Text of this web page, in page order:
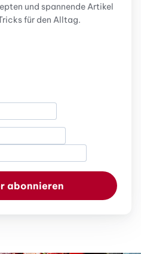
und spannende Artikel
für den Alltag.
abonnieren